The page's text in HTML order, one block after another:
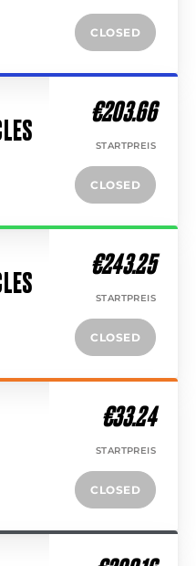
CLOSED
€203.66
STARTPREIS
CLOSED
€243.25
STARTPREIS
CLOSED
€33.24
STARTPREIS
CLOSED